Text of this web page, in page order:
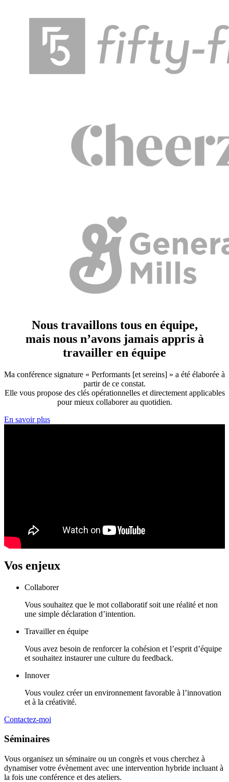
Nous travaillons tous en équipe,
mais nous n’avons jamais appris à
travailler en équipe
Ma conférence signature « Performants [et sereins] » a été élaborée à
partir de ce constat.
Elle vous propose des clés opérationnelles et directement applicables
pour mieux collaborer au quotidien.
En savoir plus
Vos enjeux
Collaborer
Vous souhaitez que le mot collaboratif soit une réalité et non
une simple déclaration d’intention.
Travailler en équipe
Vous avez besoin de renforcer la cohésion et l’esprit d’équipe
et souhaitez instaurer une culture du feedback.
Innover
Vous voulez créer un environnement favorable à l’innovation
et à la créativité.
Contactez-moi
Séminaires
Vous organisez un séminaire ou un congrès et vous cherchez à
dynamiser votre évènement avec une intervention hybride incluant à
la fois une conférence et des ateliers.